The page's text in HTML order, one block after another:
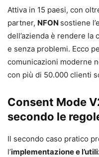
Attiva in 15 paesi, con
partner, NFON sostiene
dell’azienda è rendere
e senza problemi. Ecco
comunicazioni moderne
con più di 50.000 clienti
Consent Mode
secondo le
Il secondo caso pratico
l’implementazione e